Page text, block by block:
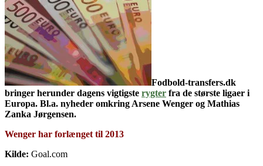
Fodbold-transfers.dk
bringer herunder dagens vigtigste rygter fra de største ligaer i
Europa. Bl.a. nyheder omkring Arsene Wenger og Mathias
Zanka Jørgensen.
Wenger har forlænget til 2013
Kilde: Goal.com